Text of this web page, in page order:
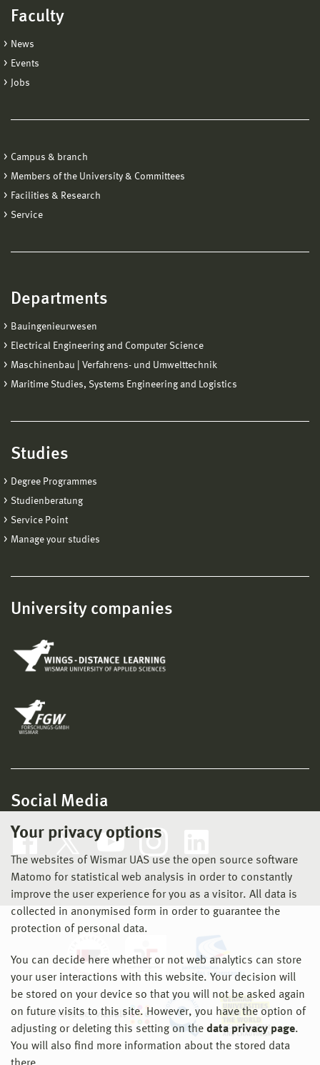
Your privacy options
The websites of Wismar UAS use the open source software
Matomo for statistical web analysis in order to constantly
improve the user experience for you as a visitor. All data is
collected in anonymised form in order to guarantee the
protection of personal data.
You can decide here whether or not web analytics can store
your user interactions with this website. Your decision will
be stored on your device so that you will not be asked again
on future visits to this site. However, you have the option of
adjusting or deleting this setting on the data privacy page.
You will also find more information about the stored data
Faculty
News
Events
Jobs
Campus & branch
Members of the University & Committees
Facilities & Research
Service
Departments
Bauingenieurwesen
Electrical Engineering and Computer Science
Maschinenbau | Verfahrens- und Umwelttechnik
Maritime Studies, Systems Engineering and Logistics
Studies
Degree Programmes
Studienberatung
Service Point
Manage your studies
University companies
Social Media